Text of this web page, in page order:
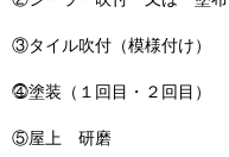
③タイル吹付（模様付け）
⓸塗装（１回目・２回目）
⑤屋上 研磨